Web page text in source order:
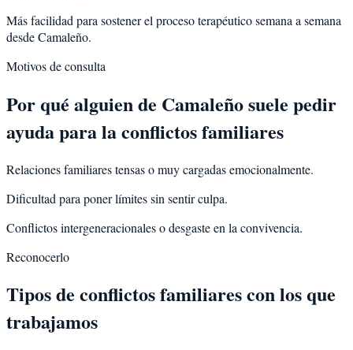
Más facilidad para sostener el proceso terapéutico semana a semana
desde Camaleño.
Motivos de consulta
Por qué alguien de Camaleñosuele pedir
ayuda para laconflictos familiares
Relaciones familiares tensas o muy cargadas emocionalmente.
Dificultad para poner límites sin sentir culpa.
Conflictos intergeneracionales o desgaste en la convivencia.
Reconocerlo
Tipos de conflictos familiares con los que
trabajamos